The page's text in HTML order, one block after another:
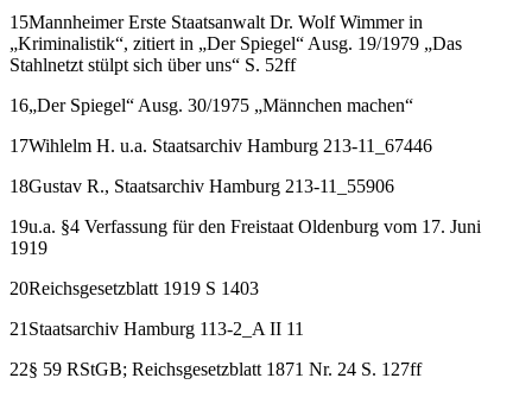
15Mannheimer Erste Staatsanwalt Dr. Wolf Wimmer in
„Kriminalistik“, zitiert in „Der Spiegel“ Ausg. 19/1979 „Das
Stahlnetzt stülpt sich über uns“ S. 52ff
16„Der Spiegel“ Ausg. 30/1975 „Männchen machen“
17Wihlelm H. u.a. Staatsarchiv Hamburg 213-11_67446
18Gustav R., Staatsarchiv Hamburg 213-11_55906
19u.a. §4 Verfassung für den Freistaat Oldenburg vom 17. Juni
1919
20Reichsgesetzblatt 1919 S 1403
21Staatsarchiv Hamburg 113-2_A II 11
22§ 59 RStGB; Reichsgesetzblatt 1871 Nr. 24 S. 127ff